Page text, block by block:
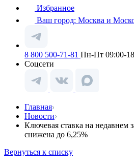
Избранное
Ваш город: Москва и
8 800 500-71-81 Пн-Пт 09:00-
Соцсети
Главная
Новости
Ключевая ставка на недавнем
снижена до 6,25%
Вернуться к списку